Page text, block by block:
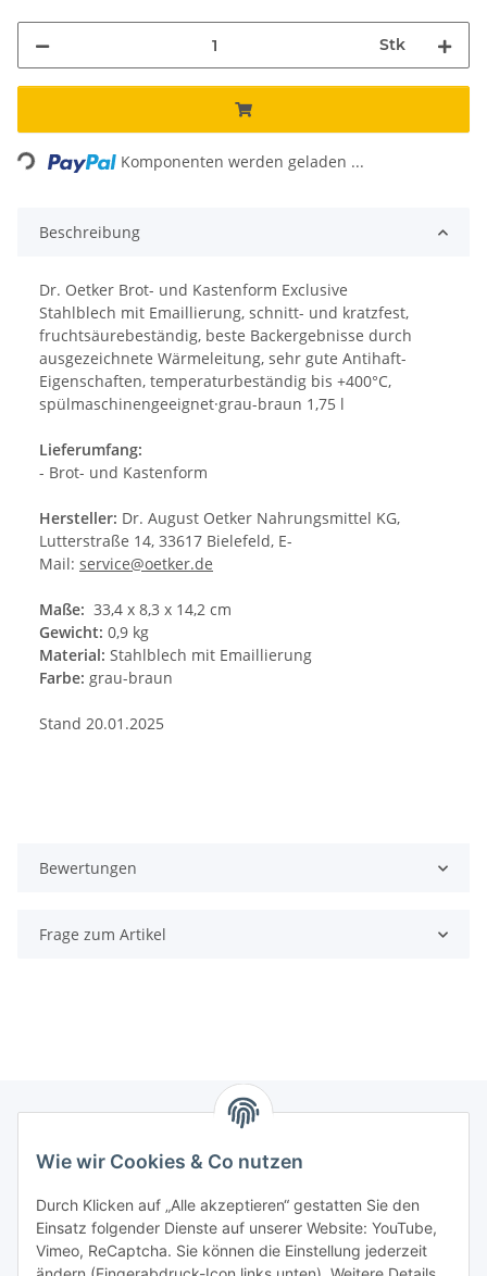
Wie wir Cookies & Co nutzen
Durch Klicken auf „Alle akzeptieren“ gestatten Sie den
Einsatz folgender Dienste auf unserer Website: YouTube,
Vimeo, ReCaptcha. Sie können die Einstellung jederzeit
Stk
Komponenten werden geladen ...
Beschreibung
Dr. Oetker Brot- und Kastenform Exclusive
Stahlblech mit Emaillierung, schnitt- und kratzfest,
fruchtsäurebeständig, beste Backergebnisse durch
ausgezeichnete Wärmeleitung, sehr gute Antihaft-
Eigenschaften, temperaturbeständig bis +400°C,
spülmaschinengeeignet·grau-braun 1,75 l
Lieferumfang:
- Brot- und Kastenform
Hersteller: Dr. August Oetker Nahrungsmittel KG,
Lutterstraße 14, 33617 Bielefeld, E-
Mail: service@oetker.de
Maße: 33,4 x 8,3 x 14,2 cm
Gewicht: 0,9 kg
Material: Stahlblech mit Emaillierung
Farbe: grau-braun
Stand 20.01.2025
Bewertungen
Frage zum Artikel
Zahlungsmöglichkeiten
Versandinformationen